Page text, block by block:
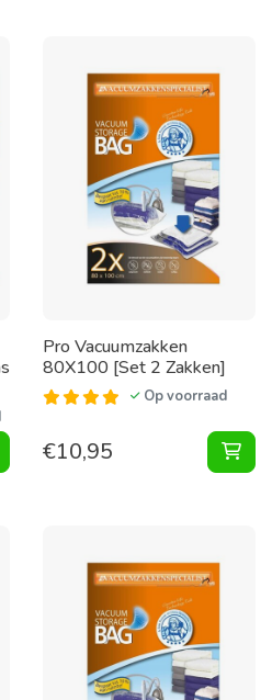
240X250 voor
Pro Vacuumzakken
80X100 [Set 2 Zakken]
Op voorraad
€10,95